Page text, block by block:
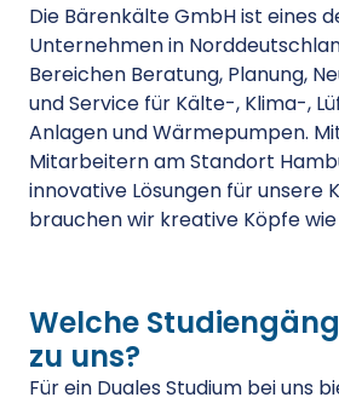
Die Bärenkälte GmbH ist eines
Unternehmen in
Bereichen Beratung, Planung,
und Service für Kälte-, Klima-,
Anlagen und Wärmepumpen.
Mitarbeitern am Standort
innovative Lösungen für unsere
brauchen wir kreative Köpfe
Welche
zu uns?
Für ein Duales Studium bei uns